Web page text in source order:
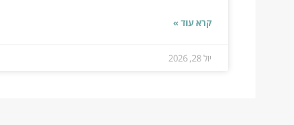
קרא עוד »
יול 28, 2026